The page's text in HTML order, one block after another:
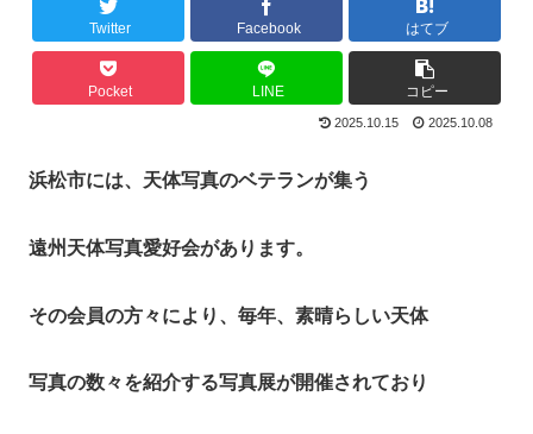
Twitter Facebook はてブ
Pocket LINE コピー
2025.10.15 2025.10.08
浜松市には、天体写真のベテランが集う
遠州天体写真愛好会があります。
その会員の方々により、毎年、素晴らしい天体
写真の数々を紹介する写真展が開催されており